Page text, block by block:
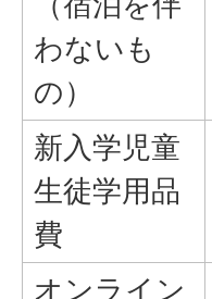
わないも
の）
新入学児童
生徒学用品
費
オンライン